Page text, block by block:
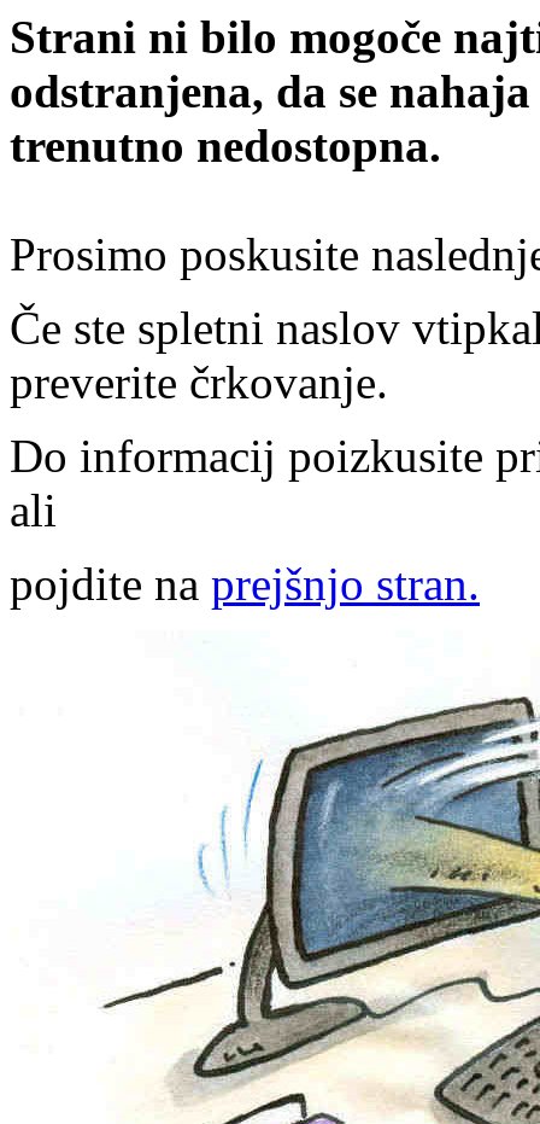
Strani ni bilo mogoče
odstranjena, da se
trenutno nedostopna.
Prosimo poskusite
Če ste spletni naslov
preverite črkovanje.
Do informacij poizkusite
ali
pojdite na prejšnjo stran.